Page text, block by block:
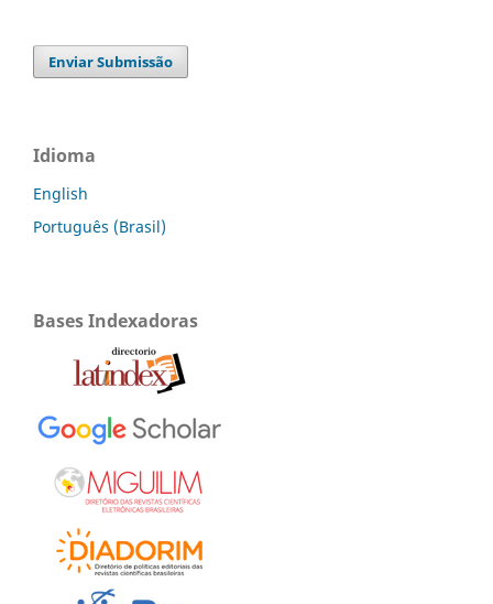
Enviar Submissão
Idioma
English
Português (Brasil)
Bases Indexadoras